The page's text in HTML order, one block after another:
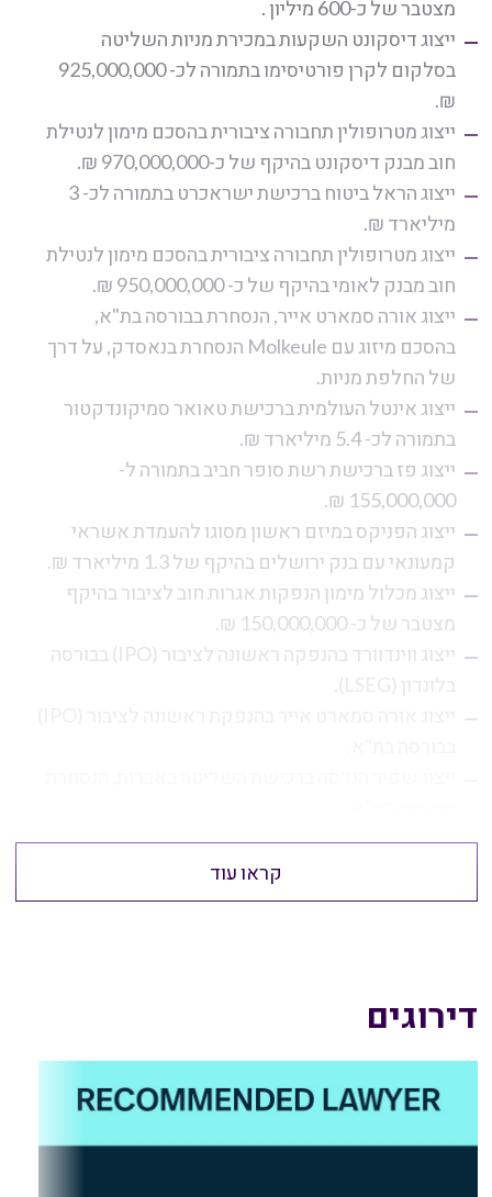
מצטבר של כ-600 מיליון .
ייצוג דיסקונט השקעות במכירת מניות השליטה
בסלקום לקרן פורטיסימו בתמורה לכ- 925,000,000
₪.
ייצוג מטרופולין תחבורה ציבורית בהסכם מימון לנטילת
חוב מבנק דיסקונט בהיקף של כ-970,000,000 ₪.
ייצוג הראל ביטוח ברכישת ישראכרט בתמורה לכ- 3
מיליארד ₪.
ייצוג מטרופולין תחבורה ציבורית בהסכם מימון לנטילת
חוב מבנק לאומי בהיקף של כ- 950,000,000 ₪.
ייצוג אורה סמארט אייר, הנסחרת בבורסה בת"א,
בהסכם מיזוג עם Molkeule הנסחרת בנאסדק, על דרך
של החלפת מניות.
ייצוג אינטל העולמית ברכישת טאואר סמיקונדקטור
בתמורה לכ- 5.4 מיליארד ₪.
ייצוג פז ברכישת רשת סופר חביב בתמורה ל-
155,000,000 ₪.
ייצוג הפניקס במיזם ראשון מסוגו להעמדת אשראי
קמעונאי עם בנק ירושלים בהיקף של 1.3 מיליארד ₪.
ייצוג מכלול מימון הנפקות אגרות חוב לציבור בהיקף
מצטבר של כ- 150,000,000 ₪.
ייצוג ווינדוורד בהנפקה ראשונה לציבור (IPO) בבורסה
בלונדון (LSEG).
קראו עוד
דירוגים